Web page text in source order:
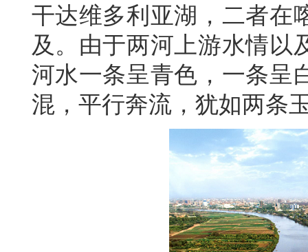
干达维多利亚湖 ，二者在
及。由于两河上游水情以
河水一条呈青色，一条呈
混，平行奔流，犹如两条